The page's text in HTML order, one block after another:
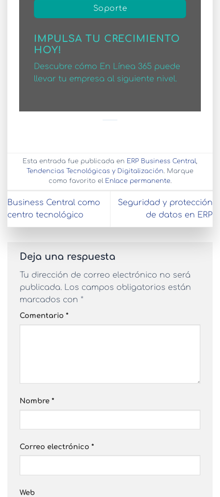
Soporte
IMPULSA TU CRECIMIENTO
HOY!
Descubre cómo En Línea 365 puede
llevar tu empresa al siguiente nivel.
Esta entrada fue publicada en ERP Business Central,
Tendencias Tecnológicas y Digitalización. Marque
como favorito el Enlace permanente.
Business Central como
centro tecnológico
Seguridad y protección
de datos en ERP
Deja una respuesta
Tu dirección de correo electrónico no será
publicada. Los campos obligatorios están
marcados con *
Comentario *
Nombre *
Correo electrónico *
Web